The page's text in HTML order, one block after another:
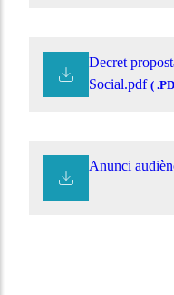
Decret
Social.pdf (
Anunci